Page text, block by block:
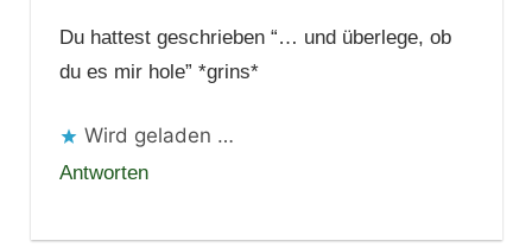
Du hattest geschrieben “… und überlege, ob
du es mir hole” *grins*
Wird geladen …
Antworten